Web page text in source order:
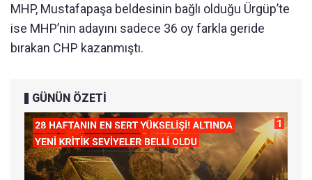
MHP, Mustafapaşa beldesinin bağlı olduğu Ürgüp’te
ise MHP’nin adayını sadece 36 oy farkla geride
bırakan CHP kazanmıştı.
GÜNÜN ÖZETİ